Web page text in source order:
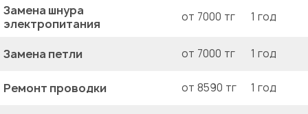
Замена шнура
электропитания
от 7000 тг 1 год
Замена петли от 7000 тг 1 год
Ремонт проводки от 8590 тг 1 год